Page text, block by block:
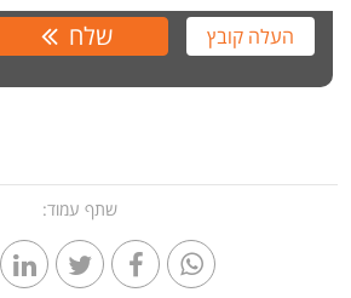
העלה קובץ
שלח
שתף עמוד: